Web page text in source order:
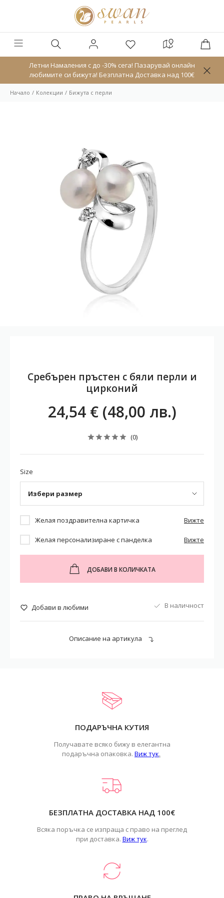
Летни Намаления с до -30% сега! Пазарувай онлайн
любимите си бижута! Безплатна Доставка над 100€
Начало Колекции Бижута с перли
Сребърен пръстен с бяли перли и
цирконий
24,54 € (48,00 лв.)
(0)
Size
Избери размер
Желая поздравителна картичка Вижте
Желая персонализиране с панделка Вижте
ДОБАВИ В КОЛИЧКАТА
Добави в любими В наличност
Описание на артикула
ПОДАРЪЧНА КУТИЯ
Получавате всяко бижу в елегантна
подаръчна опаковка. Виж тук.
БЕЗПЛАТНА ДОСТАВКА НАД 100€
Всяка поръчка се изпраща с право на преглед
при доставка. Виж тук.